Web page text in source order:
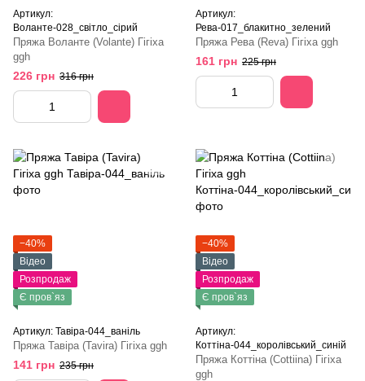
Артикул:
Воланте-028_світло_сірий
Пряжа Воланте (Volante) Гігіха
ggh
226 грн 316 грн
Артикул:
Рева-017_блакитно_зелений
Пряжа Рева (Reva) Гігіха ggh
161 грн 225 грн
−40%
Відео
Розпродаж
Є пров`яз
Артикул: Тавіра-044_ваніль
Пряжа Тавіра (Tavira) Гігіха ggh
141 грн 235 грн
−40%
Відео
Розпродаж
Є пров`яз
Артикул:
Коттіна-044_королівський_синій
Пряжа Коттіна (Cottiina) Гігіха
ggh